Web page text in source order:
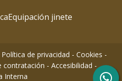
Equipación jinete
Política de privacidad - Cookies -
contratación - Accesibilidad -
Interna